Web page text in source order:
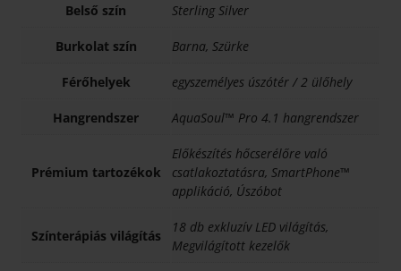
Belső szín Sterling Silver
Burkolat szín Barna, Szürke
Férőhelyek egyszemélyes úszótér / 2 ülőhely
Hangrendszer AquaSoul™ Pro 4.1 hangrendszer
Prémium tartozékok
Előkészítés hőcserélőre való
csatlakoztatásra, SmartPhone™
applikáció, Úszóbot
Színterápiás világítás
18 db exkluzív LED világítás,
Megvilágított kezelők